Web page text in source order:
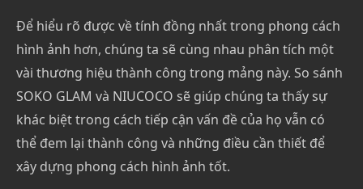
Để hiểu rõ được về tính đồng nhất trong phong cách
hình ảnh hơn, chúng ta sẽ cùng nhau phân tích một
vài thương hiệu thành công trong mảng này. So sánh
SOKO GLAM và NIUCOCO sẽ giúp chúng ta thấy sự
khác biệt trong cách tiếp cận vấn đề của họ vẫn có
thể đem lại thành công và những điều cần thiết để
xây dựng phong cách hình ảnh tốt.